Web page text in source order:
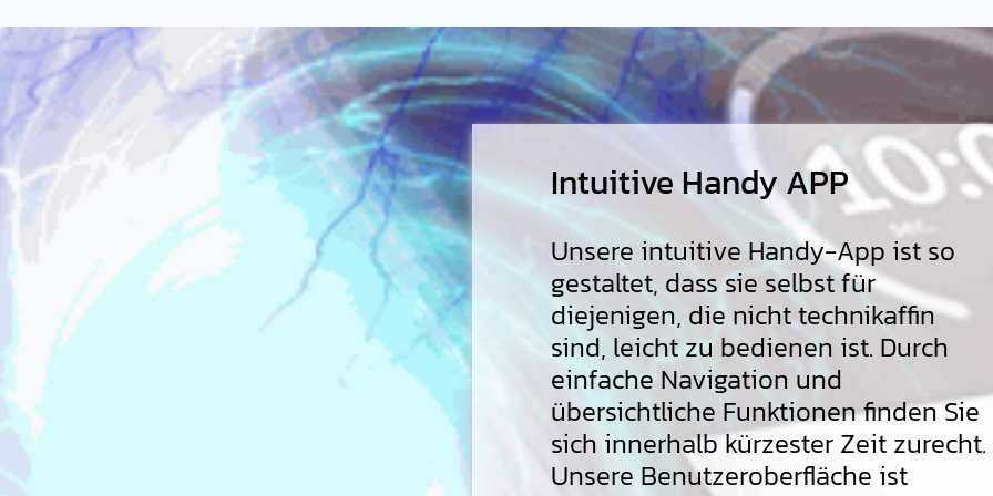
Intuitive Handy APP
Unsere intuitive Handy-App ist so
gestaltet, dass sie selbst für
diejenigen, die nicht technikaffin
sind, leicht zu bedienen ist. Durch
einfache Navigation und
übersichtliche Funktionen finden Sie
sich innerhalb kürzester Zeit zurecht.
Unsere Benutzeroberfläche ist